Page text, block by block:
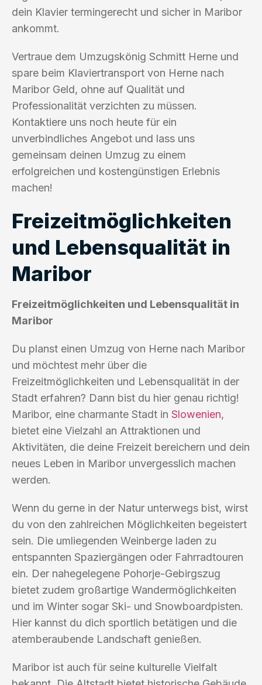
dein Klavier termingerecht und sicher in Maribor
ankommt.
Vertraue dem Umzugskönig Schmitt Herne und
spare beim Klaviertransport von Herne nach
Maribor Geld, ohne auf Qualität und
Professionalität verzichten zu müssen.
Kontaktiere uns noch heute für ein
unverbindliches Angebot und lass uns
gemeinsam deinen Umzug zu einem
erfolgreichen und kostengünstigen Erlebnis
machen!
Freizeitmöglichkeiten
und Lebensqualität in
Maribor
Freizeitmöglichkeiten und Lebensqualität in
Maribor
Du planst einen Umzug von Herne nach Maribor
und möchtest mehr über die
Freizeitmöglichkeiten und Lebensqualität in der
Stadt erfahren? Dann bist du hier genau richtig!
Maribor, eine charmante Stadt in Slowenien,
bietet eine Vielzahl an Attraktionen und
Aktivitäten, die deine Freizeit bereichern und dein
neues Leben in Maribor unvergesslich machen
werden.
Wenn du gerne in der Natur unterwegs bist, wirst
du von den zahlreichen Möglichkeiten begeistert
sein. Die umliegenden Weinberge laden zu
entspannten Spaziergängen oder Fahrradtouren
ein. Der nahegelegene Pohorje-Gebirgszug
bietet zudem großartige Wandermöglichkeiten
und im Winter sogar Ski- und Snowboardpisten.
Hier kannst du dich sportlich betätigen und die
atemberaubende Landschaft genießen.
Maribor ist auch für seine kulturelle Vielfalt